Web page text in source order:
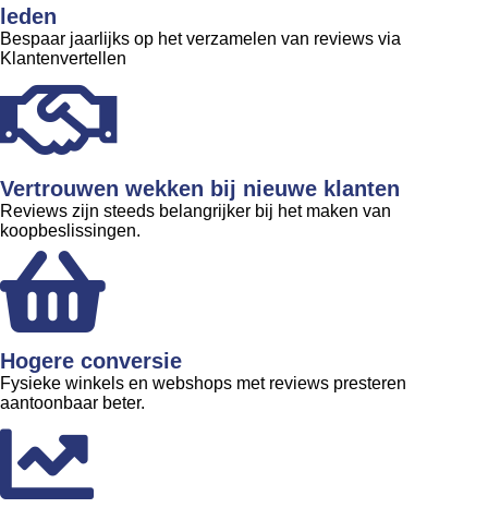
leden
Bespaar jaarlijks op het verzamelen van reviews via
Klantenvertellen
Vertrouwen wekken bij nieuwe klanten
Reviews zijn steeds belangrijker bij het maken van
koopbeslissingen.
Hogere conversie
Fysieke winkels en webshops met reviews presteren
aantoonbaar beter.